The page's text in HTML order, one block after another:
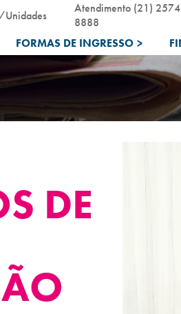
FORMAS DE INGRESSO >
Atendimento (21) 2574
8888
DE